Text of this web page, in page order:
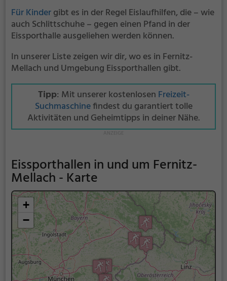
Für Kindergibt es in der Regel Eislaufhilfen, die – wie
auch Schlittschuhe – gegen einen Pfand in der
Eissporthalle ausgeliehen werden können.
In unserer Liste zeigen wir dir, wo es in Fernitz-
Mellach und Umgebung Eissporthallen gibt.
Tipp: Mit unserer kostenlosen Freizeit-
Suchmaschinefindest du garantiert tolle
Aktivitäten und Geheimtipps in deiner Nähe.
Eissporthallen in und um Fernitz-
Mellach - Karte
+
−